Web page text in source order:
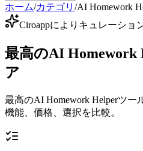
ホーム/カテゴリ /AI Homework
Ciroappによりキュレーショ
最高のAI Homework
ア
最高のAI Homework Helperツー
機能、価格、選択を比較。